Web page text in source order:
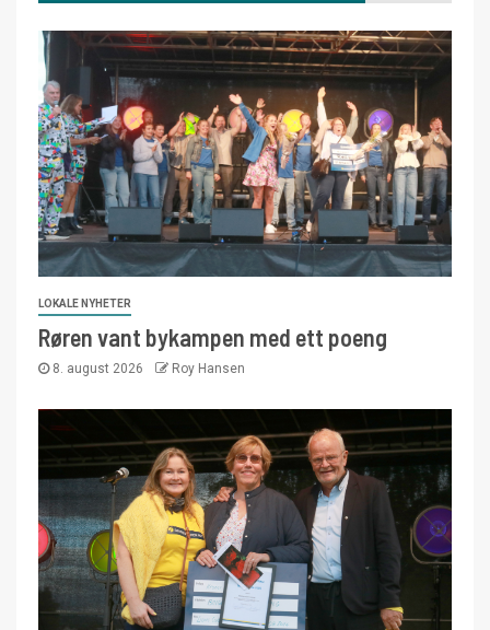
LOKALE NYHETER
Røren vant bykampen med ett poeng
8. august 2026 Roy Hansen